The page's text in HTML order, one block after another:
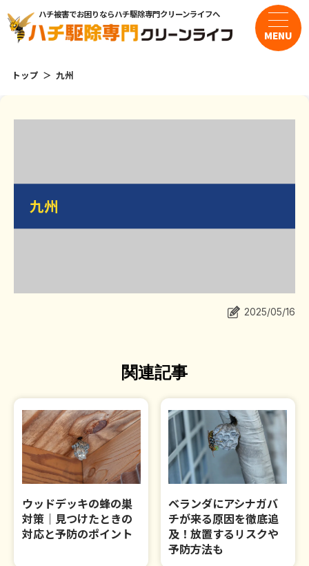
ハチ被害でお困りならハチ駆除専門クリーンライフへ
サービス・料金
・ミツバチの駆除
対応エリア
お問合せ
MENU
トップ 九州
九州
九州
2025/05/16
関連記事
ウッドデッキの蜂の巣
対策｜見つけたときの
対応と予防のポイント
ベランダにアシナガバ
チが来る原因を徹底追
及！放置するリスクや
予防方法も